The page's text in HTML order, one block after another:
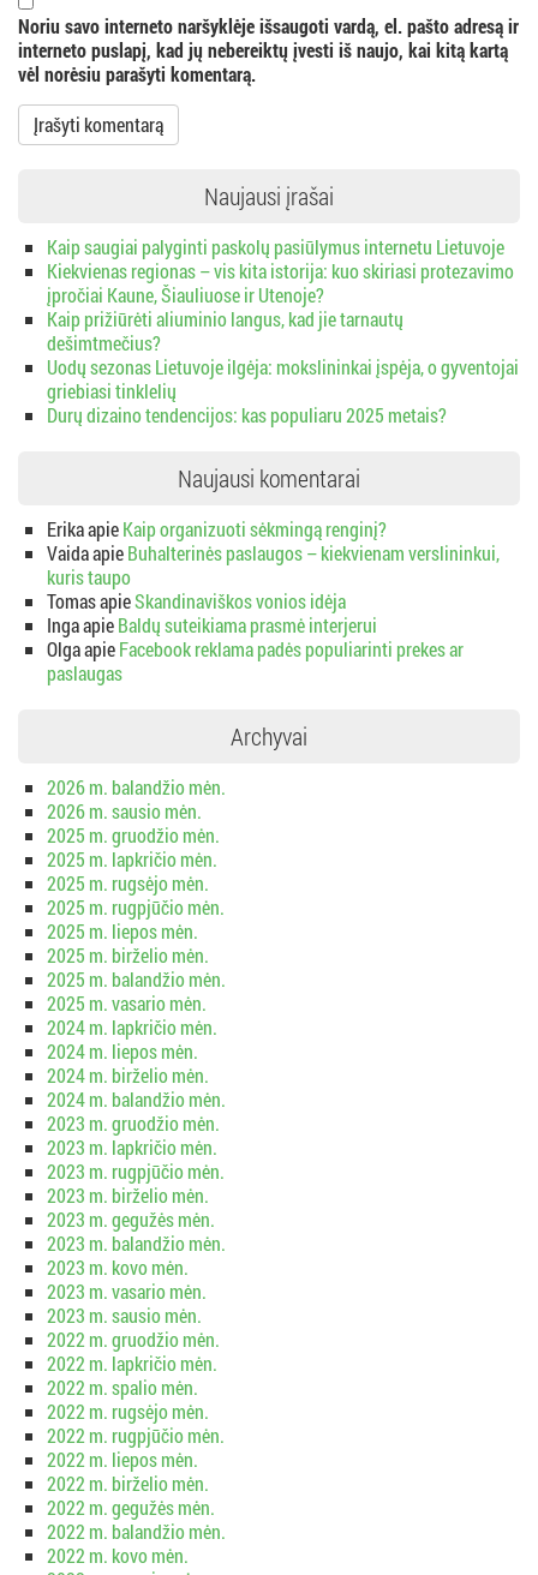
a
Noriu savo interneto naršyklėje išsaugoti vardą, el. pašto adresą ir
interneto puslapį, kad jų nebereiktų įvesti iš naujo, kai kitą kartą
vėl norėsiu parašyti komentarą.
Naujausi įrašai
Kaip saugiai palyginti paskolų pasiūlymus internetu Lietuvoje
Kiekvienas regionas – vis kita istorija: kuo skiriasi protezavimo
įpročiai Kaune, Šiauliuose ir Utenoje?
Kaip prižiūrėti aliuminio langus, kad jie tarnautų
dešimtmečius?
Uodų sezonas Lietuvoje ilgėja: mokslininkai įspėja, o gyventojai
griebiasi tinklelių
Durų dizaino tendencijos: kas populiaru 2025 metais?
Naujausi komentarai
ErikaapieKaip organizuoti sėkmingą renginį?
VaidaapieBuhalterinės paslaugos – kiekvienam verslininkui,
kuris taupo
TomasapieSkandinaviškos vonios idėja
IngaapieBaldų suteikiama prasmė interjerui
OlgaapieFacebook reklama padės populiarinti prekes ar
paslaugas
Archyvai
2026 m. balandžio mėn.
2026 m. sausio mėn.
2025 m. gruodžio mėn.
2025 m. lapkričio mėn.
2025 m. rugsėjo mėn.
2025 m. rugpjūčio mėn.
2025 m. liepos mėn.
2025 m. birželio mėn.
2025 m. balandžio mėn.
2025 m. vasario mėn.
2024 m. lapkričio mėn.
2024 m. liepos mėn.
2024 m. birželio mėn.
2024 m. balandžio mėn.
2023 m. gruodžio mėn.
2023 m. lapkričio mėn.
2023 m. rugpjūčio mėn.
2023 m. birželio mėn.
2023 m. gegužės mėn.
2023 m. balandžio mėn.
2023 m. kovo mėn.
2023 m. vasario mėn.
2023 m. sausio mėn.
2022 m. gruodžio mėn.
2022 m. lapkričio mėn.
2022 m. spalio mėn.
2022 m. rugsėjo mėn.
2022 m. rugpjūčio mėn.
2022 m. liepos mėn.
2022 m. birželio mėn.
2022 m. gegužės mėn.
2022 m. balandžio mėn.
2022 m. kovo mėn.